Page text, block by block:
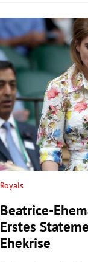
Untermenü
Untermenü
Untermenü
Untermenü
Untermenü
Royals
Beatrice-
Erstes
Ehekrise